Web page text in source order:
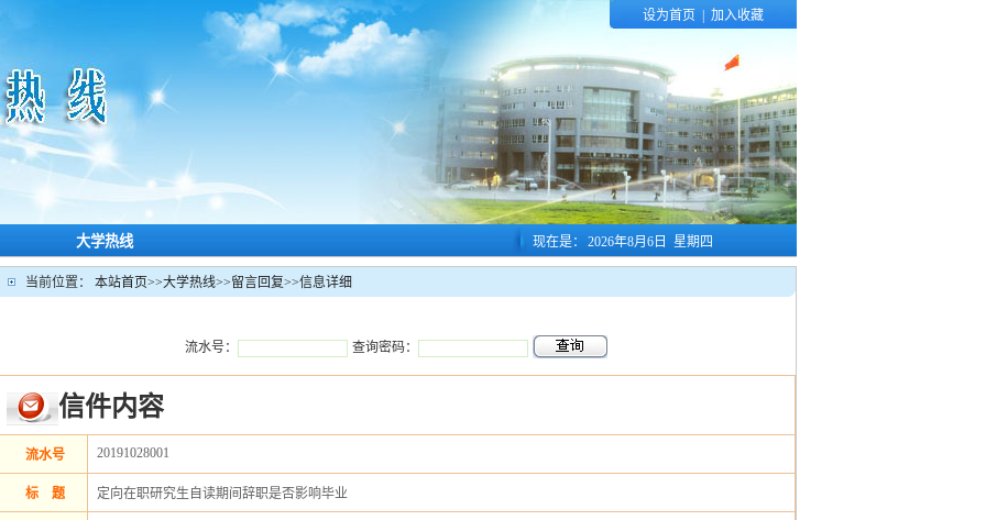
设为首页 加入收藏
大学热线 现在是： 2026年8月6日 星期四
当前位置： 本站首页>>大学热线>>留言回复>>信息详细
流水号： 查询密码：
信件内容
流水号 20191028001
标 题 定向在职研究生自读期间辞职是否影响毕业